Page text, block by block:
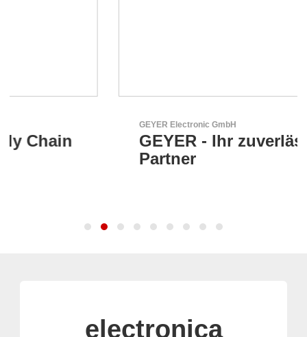
GEYER Electronic GmbH
GEYER - Ihr zuverlässiger
electronica